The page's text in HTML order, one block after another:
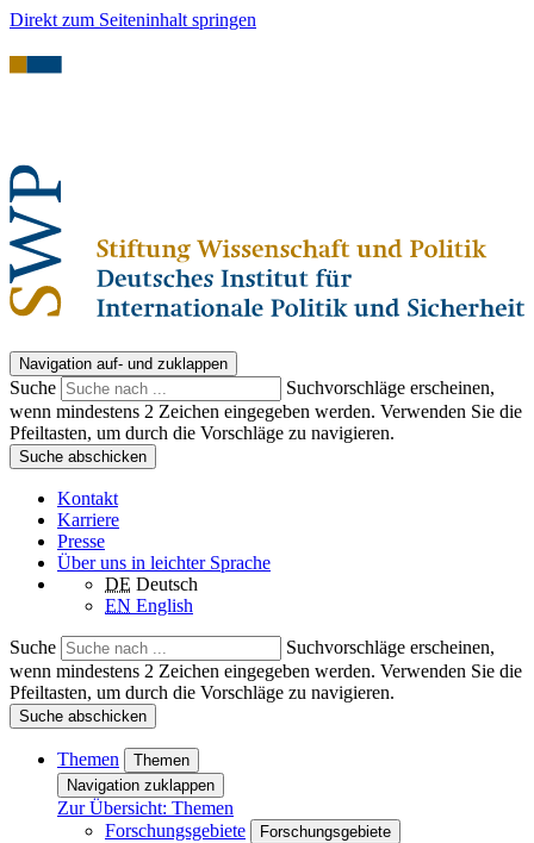
Direkt zum Seiteninhalt springen
Navigation auf- und zuklappen
Suche
Suchvorschläge erscheinen,
wenn mindestens 2 Zeichen eingegeben werden. Verwenden Sie die
Pfeiltasten, um durch die Vorschläge zu navigieren.
Suche abschicken
Kontakt
Karriere
Presse
Über uns in leichter Sprache
DE Deutsch
EN English
Suche
Suchvorschläge erscheinen,
wenn mindestens 2 Zeichen eingegeben werden. Verwenden Sie die
Pfeiltasten, um durch die Vorschläge zu navigieren.
Suche abschicken
Themen
Themen
Navigation zuklappen
Zur Übersicht: Themen
Forschungsgebiete
Forschungsgebiete